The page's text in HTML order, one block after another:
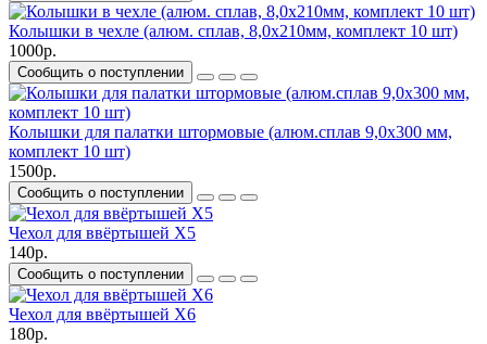
Колышки в чехле (алюм. сплав, 8,0х210мм, комплект 10 шт)
1000р.
Сообщить о поступлении
Колышки для палатки штормовые (алюм.сплав 9,0х300 мм,
комплект 10 шт)
1500р.
Сообщить о поступлении
Чехол для ввёртышей X5
140р.
Сообщить о поступлении
Чехол для ввёртышей X6
180р.